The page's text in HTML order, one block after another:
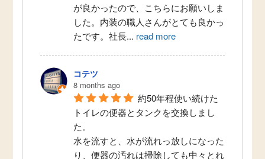
が良かったので、こちらにお願いしま
した。内装の職人さんがとても良かっ
たです。社長... read more
コテツ
8 months ago
約50年程使い続けた
トイレの便器とタンクを交換しまし
た。
水を流すと、水が流れっ放しになった
り、便器の汚れは掃除しても中々とれ